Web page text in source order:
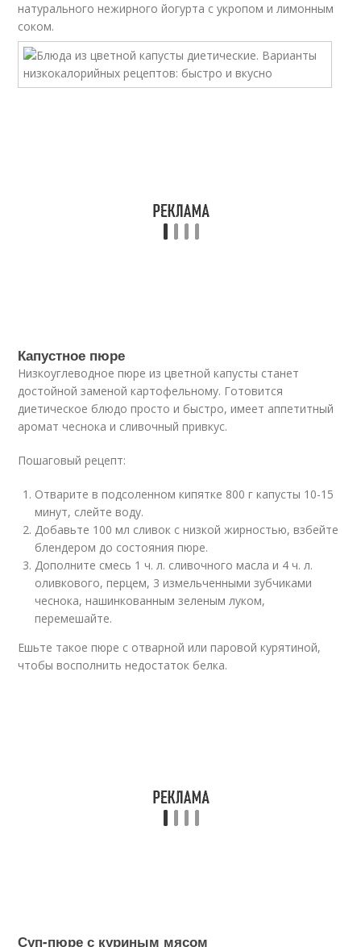
натурального нежирного йогурта с укропом и лимонным
соком.
Капустное пюре
Низкоуглеводное пюре из цветной капусты станет
достойной заменой картофельному. Готовится
диетическое блюдо просто и быстро, имеет аппетитный
аромат чеснока и сливочный привкус.
Пошаговый рецепт:
Отварите в подсоленном кипятке 800 г капусты 10-15
минут, слейте воду.
Добавьте 100 мл сливок с низкой жирностью, взбейте
блендером до состояния пюре.
Дополните смесь 1 ч. л. сливочного масла и 4 ч. л.
оливкового, перцем, 3 измельченными зубчиками
чеснока, нашинкованным зеленым луком,
перемешайте.
Ешьте такое пюре с отварной или паровой курятиной,
чтобы восполнить недостаток белка.
Суп-пюре с куриным мясом